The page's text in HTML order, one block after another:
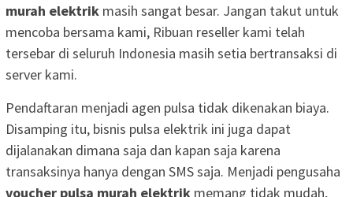
murah elektrik masih sangat besar. Jangan takut untuk
mencoba bersama kami, Ribuan reseller kami telah
tersebar di seluruh Indonesia masih setia bertransaksi di
server kami.
Pendaftaran menjadi agen pulsa tidak dikenakan biaya.
Disamping itu, bisnis pulsa elektrik ini juga dapat
dijalanakan dimana saja dan kapan saja karena
transaksinya hanya dengan SMS saja. Menjadi pengusaha
voucher pulsa murah elektrik memang tidak mudah,